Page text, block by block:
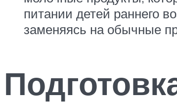
питании детей раннего
заменяясь на обычные